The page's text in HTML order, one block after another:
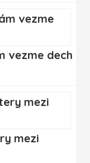
vezme dech
mezi